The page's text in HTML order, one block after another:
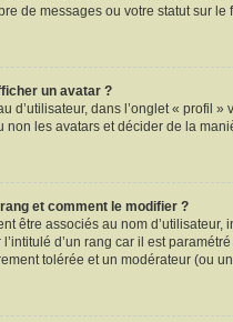
de messages ou votre statut sur
un avatar ?
d’utilisateur, dans l’onglet « profil
non les avatars et décider de la
et comment le modifier ?
être associés au nom
d’un rang car il est
tolérée et un modérateur (ou